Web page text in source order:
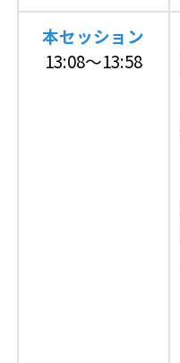
本セッション
13:08～13:58